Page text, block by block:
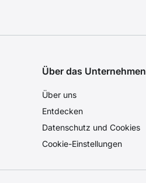
Über das Unternehmen
Über uns
Entdecken
Datenschutz und Cookies
Cookie-Einstellungen